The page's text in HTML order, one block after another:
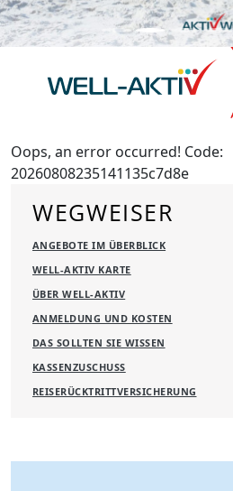
Oops, an error occurred! Code:
20260808235141135c7d8e
WEGWEISER
ANGEBOTE IM ÜBERBLICK
WELL-AKTIV KARTE
ÜBER WELL-AKTIV
ANMELDUNG UND KOSTEN
DAS SOLLTEN SIE WISSEN
KASSENZUSCHUSS
REISERÜCKTRITTVERSICHERUNG